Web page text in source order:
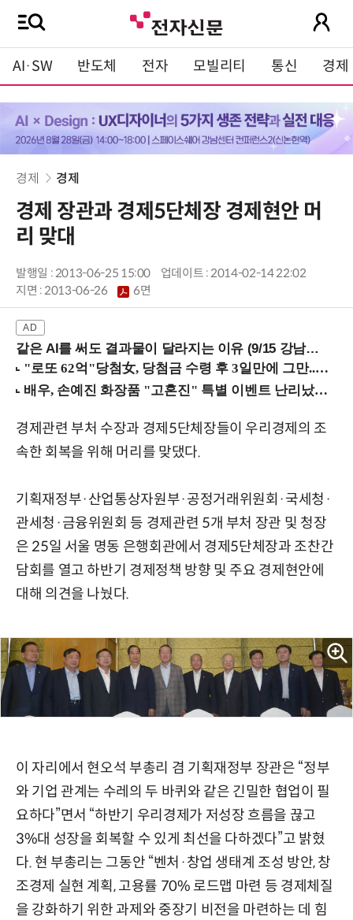
AI·SW 반도체 전자 모빌리티 통신 경제
경제 경제
경제 장관과 경제5단체장 경제현안 머
리 맞대
발행일 : 2013-06-25 15:00
업데이트 : 2014-02-14 22:02
지면 :2013-06-26 6면
같은 AI를 써도 결과물이 달라지는 이유 (9/15 강남역)
경제관련 부처 수장과 경제5단체장들이 우리경제의 조
속한 회복을 위해 머리를 맞댔다.
기획재정부·산업통상자원부·공정거래위원회·국세청·
관세청·금융위원회 등 경제관련 5개 부처 장관 및 청장
은 25일 서울 명동 은행회관에서 경제5단체장과 조찬간
담회를 열고 하반기 경제정책 방향 및 주요 경제현안에
대해 의견을 나눴다.
이 자리에서 현오석 부총리 겸 기획재정부 장관은 “정부
와 기업 관계는 수레의 두 바퀴와 같은 긴밀한 협업이 필
요하다”면서 “하반기 우리경제가 저성장 흐름을 끊고
3%대 성장을 회복할 수 있게 최선을 다하겠다”고 밝혔
다. 현 부총리는 그동안 “벤처·창업 생태계 조성 방안, 창
조경제 실현 계획, 고용률 70% 로드맵 마련 등 경제체질
을 강화하기 위한 과제와 중장기 비전을 마련하는 데 힘